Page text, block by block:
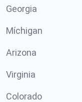
Georgia
Míchigan
Arizona
Virginia
Colorado